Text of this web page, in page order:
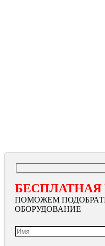
ПОМОЖЕМ
ОБОРУДОВАНИЕ